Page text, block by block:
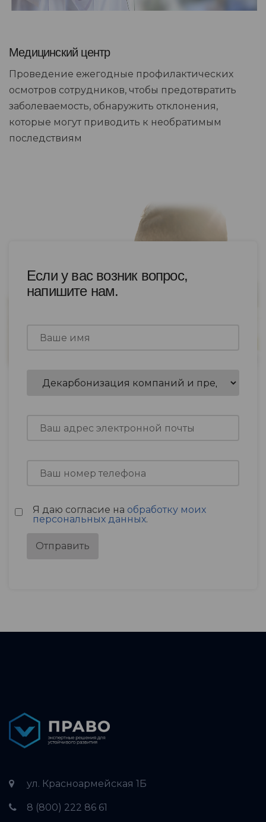
Медицинский центр
Проведение ежегодные профилактических
осмотров сотрудников, чтобы предотвратить
заболеваемость, обнаружить отклонения,
которые могут приводить к необратимым
последствиям
Если у вас возник вопрос,
напишите нам.
Я даю согласие на обработку моих
персональных данных.
Отправить
ул. Красноармейская 1Б
8 (800) 222 86 61